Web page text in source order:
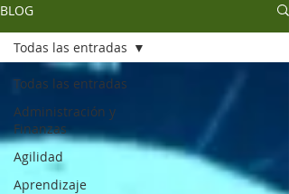
BLOG
Todas las entradas
Administración y
Finanzas
Agilidad
Aprendizaje
Todas las entradas